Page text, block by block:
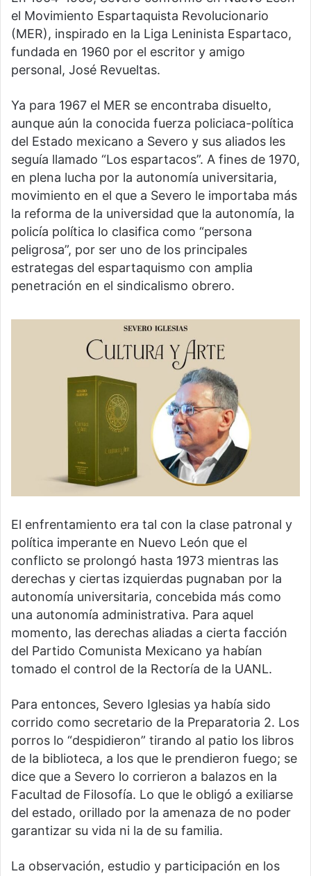
el Movimiento Espartaquista Revolucionario
(MER), inspirado en la Liga Leninista Espartaco,
fundada en 1960 por el escritor y amigo
personal, José Revueltas.
Ya para 1967 el MER se encontraba disuelto,
aunque aún la conocida fuerza policiaca-política
del Estado mexicano a Severo y sus aliados les
seguía llamado “Los espartacos”. A fines de 1970,
en plena lucha por la autonomía universitaria,
movimiento en el que a Severo le importaba más
la reforma de la universidad que la autonomía, la
policía política lo clasifica como “persona
peligrosa”, por ser uno de los principales
estrategas del espartaquismo con amplia
penetración en el sindicalismo obrero.
El enfrentamiento era tal con la clase patronal y
política imperante en Nuevo León que el
conflicto se prolongó hasta 1973 mientras las
derechas y ciertas izquierdas pugnaban por la
autonomía universitaria, concebida más como
una autonomía administrativa. Para aquel
momento, las derechas aliadas a cierta facción
del Partido Comunista Mexicano ya habían
tomado el control de la Rectoría de la UANL.
Para entonces, Severo Iglesias ya había sido
corrido como secretario de la Preparatoria 2. Los
porros lo “despidieron” tirando al patio los libros
de la biblioteca, a los que le prendieron fuego; se
dice que a Severo lo corrieron a balazos en la
Facultad de Filosofía. Lo que le obligó a exiliarse
del estado, orillado por la amenaza de no poder
garantizar su vida ni la de su familia.
La observación, estudio y participación en los